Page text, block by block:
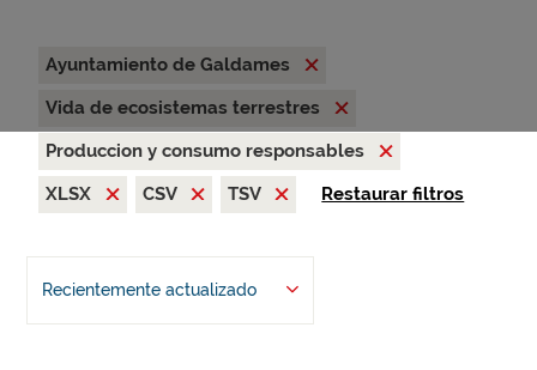
Ayuntamiento de Galdames
Vida de ecosistemas terrestres
Produccion y consumo responsables
XLSX
CSV TSV Restaurar filtros
Recientemente actualizado